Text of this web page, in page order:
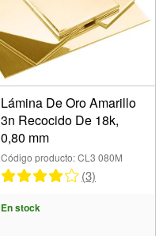
Lámina De Oro Amarillo
3n Recocido De 18k,
0,80 mm
Código producto: CL3 080M
(3)
En stock